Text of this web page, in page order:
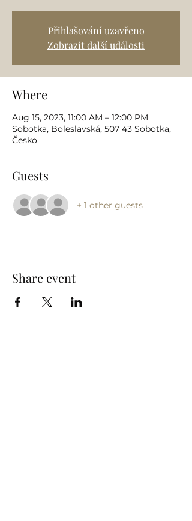
Přihlašování uzavřeno
Zobrazit další události
Where
Aug 15, 2023, 11:00 AM – 12:00 PM
Sobotka, Boleslavská, 507 43 Sobotka,
Česko
Guests
+ 1 other guests
Share event